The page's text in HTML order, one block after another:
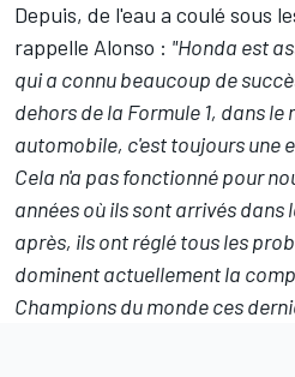
Depuis, de l'eau a coulé sous
rappelle Alonso : "Honda est
qui a connu beaucoup de
dehors de la Formule 1, dans
automobile, c'est toujours une
Cela n'a pas fonctionné pour
années où ils sont arrivés
après, ils ont réglé tous les
dominent actuellement la
Champions du monde ces